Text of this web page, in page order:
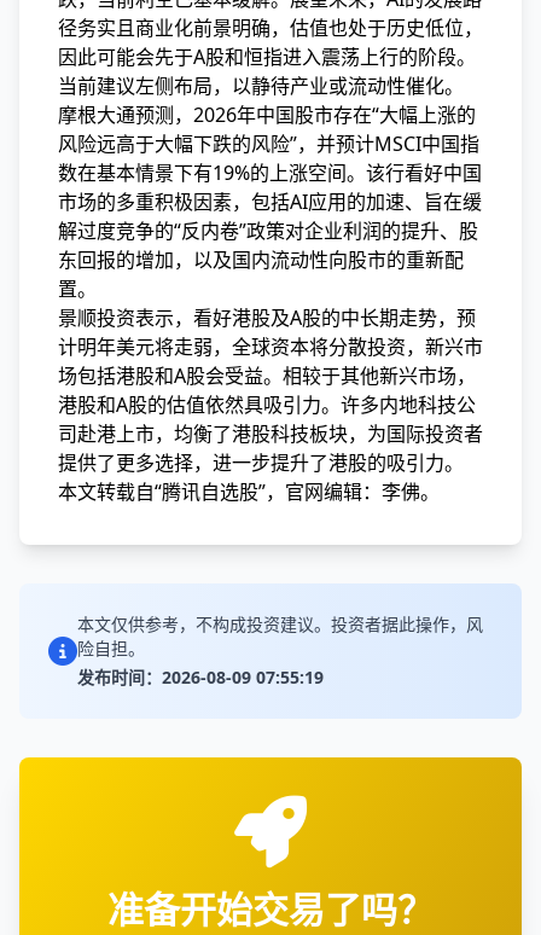
径务实且商业化前景明确，估值也处于历史低位，
因此可能会先于A股和恒指进入震荡上行的阶段。
当前建议左侧布局，以静待产业或流动性催化。
摩根大通预测，2026年中国股市存在“大幅上涨的
风险远高于大幅下跌的风险”，并预计MSCI中国指
数在基本情景下有19%的上涨空间。该行看好中国
市场的多重积极因素，包括AI应用的加速、旨在缓
解过度竞争的“反内卷”政策对企业利润的提升、股
东回报的增加，以及国内流动性向股市的重新配
置。
景顺投资表示，看好港股及A股的中长期走势，预
计明年美元将走弱，全球资本将分散投资，新兴市
场包括港股和A股会受益。相较于其他新兴市场，
港股和A股的估值依然具吸引力。许多内地科技公
司赴港上市，均衡了港股科技板块，为国际投资者
提供了更多选择，进一步提升了港股的吸引力。
本文转载自“腾讯自选股”，官网编辑：李佛。
本文仅供参考，不构成投资建议。投资者据此操作，风
险自担。
发布时间：2026-08-09 07:55:19
准备开始交易了吗？